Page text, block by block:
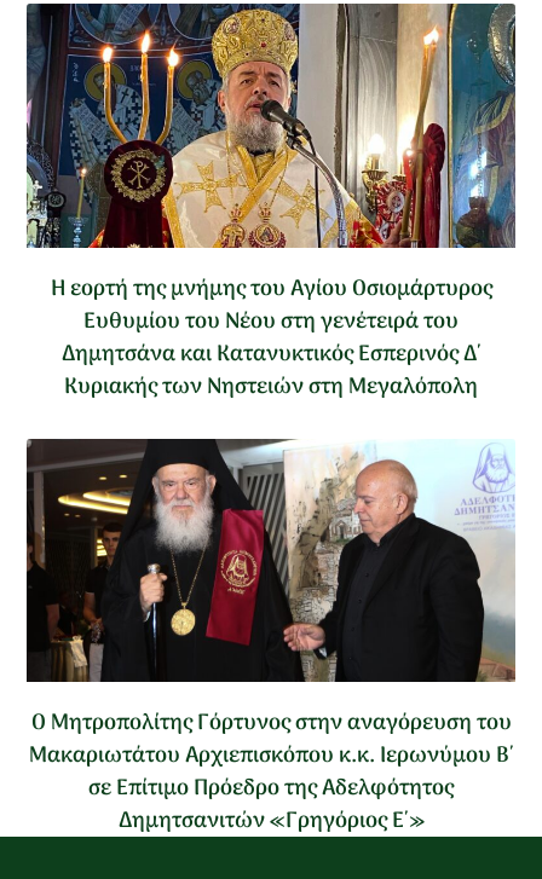
Η εορτή της μνήμης του Αγίου Οσιομάρτυρος
Ευθυμίου του Νέου στη γενέτειρά του
Δημητσάνα και Κατανυκτικός Εσπερινός Δ΄
Κυριακής των Νηστειών στη Μεγαλόπολη
Ο Μητροπολίτης Γόρτυνος στην αναγόρευση του
Μακαριωτάτου Αρχιεπισκόπου κ.κ. Ιερωνύμου Β΄
σε Επίτιμο Πρόεδρο της Αδελφότητος
Δημητσανιτών «Γρηγόριος Ε΄»